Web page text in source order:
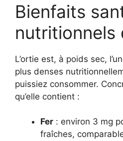
Bienfaits
nutritionnels
L’ortie est, à poids sec,
plus denses
puissiez consommer.
qu’elle contient :
Fer : environ 3 mg
fraîches,